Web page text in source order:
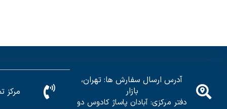
آدرس ارسال سفارش ها: تهران،
بازار
دفتر مرکزی: آبادان پاساژ کادوس دو
مرکز تماس: